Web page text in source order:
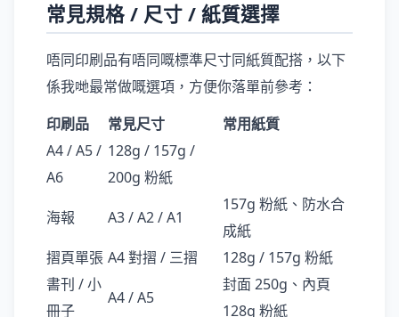
常見規格 / 尺寸 / 紙質選擇
唔同印刷品有唔同嘅標準尺寸同紙質配搭，以下
係我哋最常做嘅選項，方便你落單前參考：
印刷品
常見尺寸
常用紙質
A4 / A5 /
A6
128g / 157g /
200g 粉紙
海報 A3 / A2 / A1
157g 粉紙、防水合
成紙
摺頁單張 A4 對摺 / 三摺
128g / 157g 粉紙
書刊 / 小
冊子
A4 / A5
封面 250g、內頁
128g 粉紙